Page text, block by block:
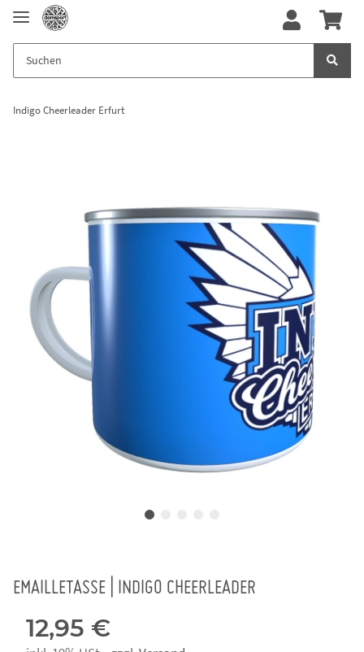
Indigo Cheerleader Erfurt
EMAILLETASSE | INDIGO CHEERLEADER
12,95 €